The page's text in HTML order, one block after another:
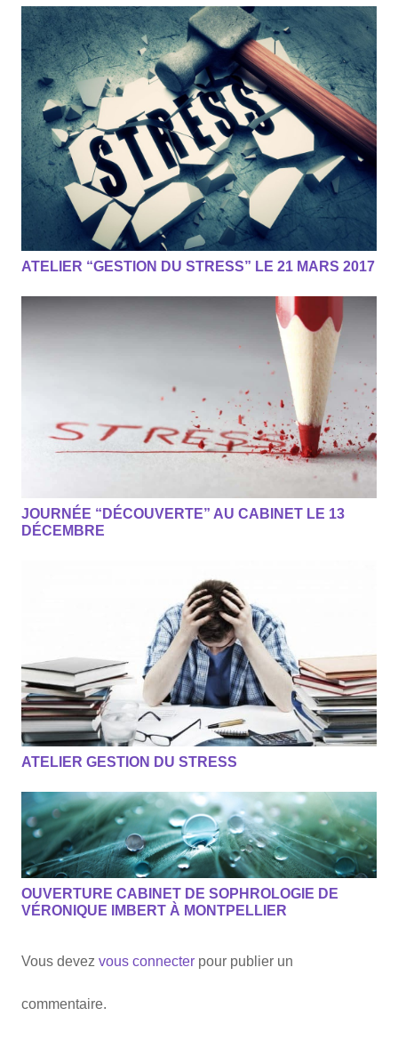
ATELIER “GESTION DU STRESS” LE 21 MARS 2017
JOURNÉE “DÉCOUVERTE” AU CABINET LE 13
DÉCEMBRE
ATELIER GESTION DU STRESS
OUVERTURE CABINET DE SOPHROLOGIE DE
VÉRONIQUE IMBERT À MONTPELLIER
Vous devez vous connecter pour publier un
commentaire.